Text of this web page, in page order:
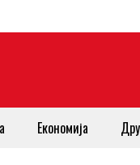
Економија